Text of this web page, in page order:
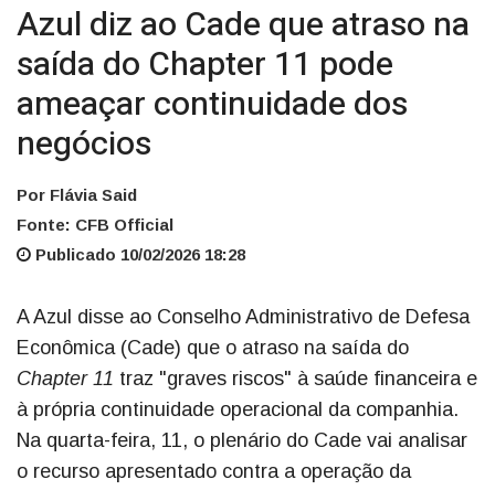
Azul diz ao Cade que atraso na
saída do Chapter 11 pode
ameaçar continuidade dos
negócios
Por Flávia Said
Fonte: CFB Official
Publicado 10/02/2026 18:28
A Azul disse ao Conselho Administrativo de Defesa
Econômica (Cade) que o atraso na saída do
Chapter 11 traz "graves riscos" à saúde financeira e
à própria continuidade operacional da companhia.
Na quarta-feira, 11, o plenário do Cade vai analisar
o recurso apresentado contra a operação da